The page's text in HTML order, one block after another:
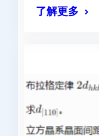
了解更多